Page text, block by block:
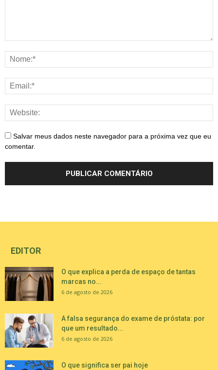
Salvar meus dados neste navegador para a próxima vez que eu
comentar.
EDITOR
O que explica a perda de espaço de tantas
marcas no...
6 de agosto de 2026
A falsa segurança do exame de próstata: por
que um resultado...
6 de agosto de 2026
O que significa ser pai hoje